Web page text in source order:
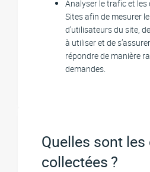
Analyser le trafic et les
Sites afin de mesurer
d’utilisateurs du site,
à utiliser et de
répondre de manière
demandes.
Quelles sont les
collectées ?